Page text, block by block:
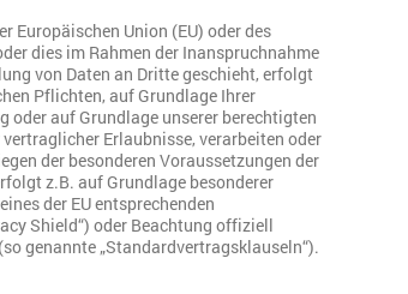
Europäischen Union (EU) oder des
dies im Rahmen der Inanspruchnahme
von Daten an Dritte geschieht, erfolgt
Pflichten, auf Grundlage Ihrer
auf Grundlage unserer berechtigten
Erlaubnisse, verarbeiten oder
der besonderen Voraussetzungen der
z.B. auf Grundlage besonderer
der EU entsprechenden
Shield“) oder Beachtung offiziell
genannte „Standardvertragsklauseln“).